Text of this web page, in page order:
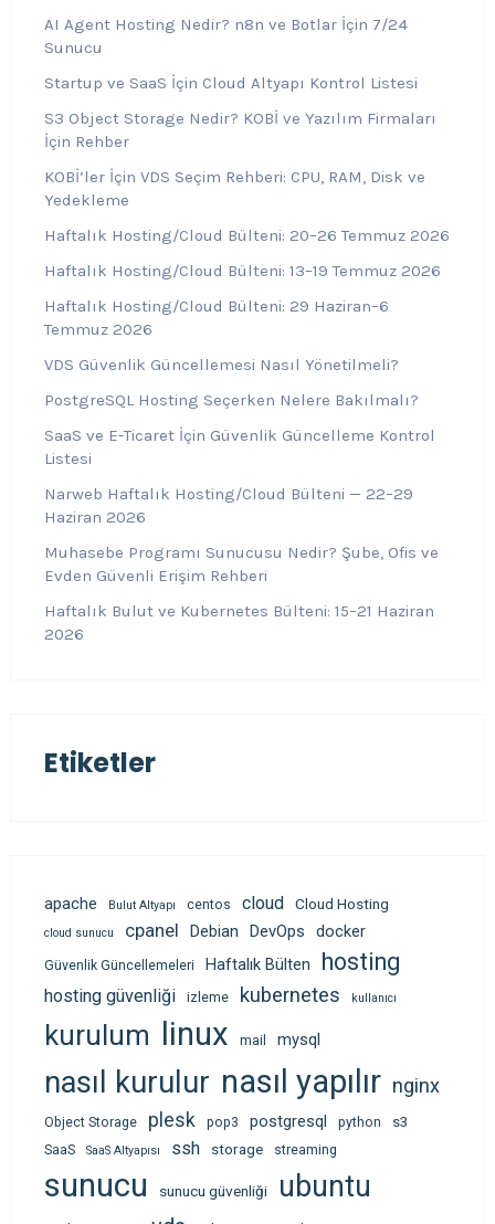
AI Agent Hosting Nedir? n8n ve Botlar İçin 7/24
Sunucu
Startup ve SaaS İçin Cloud Altyapı Kontrol Listesi
S3 Object Storage Nedir? KOBİ ve Yazılım Firmaları
İçin Rehber
KOBİ’ler İçin VDS Seçim Rehberi: CPU, RAM, Disk ve
Yedekleme
Haftalık Hosting/Cloud Bülteni: 20–26 Temmuz 2026
Haftalık Hosting/Cloud Bülteni: 13–19 Temmuz 2026
Haftalık Hosting/Cloud Bülteni: 29 Haziran–6
Temmuz 2026
VDS Güvenlik Güncellemesi Nasıl Yönetilmeli?
PostgreSQL Hosting Seçerken Nelere Bakılmalı?
SaaS ve E-Ticaret İçin Güvenlik Güncelleme Kontrol
Listesi
Narweb Haftalık Hosting/Cloud Bülteni — 22–29
Haziran 2026
Muhasebe Programı Sunucusu Nedir? Şube, Ofis ve
Evden Güvenli Erişim Rehberi
Haftalık Bulut ve Kubernetes Bülteni: 15–21 Haziran
2026
Etiketler
apache Bulut Altyapı centos cloud Cloud Hosting
cloud sunucu cpanel Debian DevOps docker
Güvenlik Güncellemeleri Haftalık Bülten hosting
hosting güvenliği izleme kubernetes kullanıcı
kurulum linux mail mysql
nasıl kurulur nasıl yapılır nginx
Object Storage plesk pop3 postgresql python s3
SaaS SaaS Altyapısı ssh storage streaming
sunucu sunucu güvenliği ubuntu